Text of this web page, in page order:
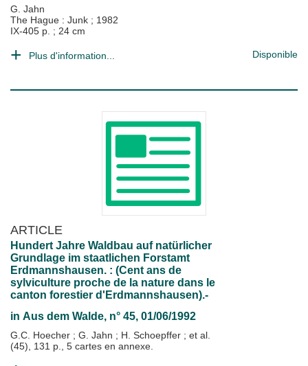
G. Jahn
The Hague : Junk ; 1982
IX-405 p. ; 24 cm
Plus d'information... Disponible
ARTICLE
Hundert Jahre Waldbau auf natürlicher
Grundlage im staatlichen Forstamt
Erdmannshausen. : (Cent ans de
sylviculture proche de la nature dans le
canton forestier d'Erdmannshausen).-
in Aus dem Walde, n° 45, 01/06/1992
G.C. Hoecher ; G. Jahn ; H. Schoepffer ; et al.
(45), 131 p., 5 cartes en annexe.